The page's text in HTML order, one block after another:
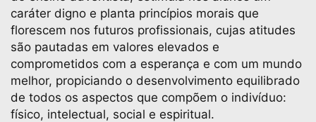
caráter digno e planta princípios morais que
florescem nos futuros profissionais, cujas atitudes
são pautadas em valores elevados e
comprometidos com a esperança e com um mundo
melhor, propiciando o desenvolvimento equilibrado
de todos os aspectos que compõem o indivíduo:
físico, intelectual, social e espiritual.